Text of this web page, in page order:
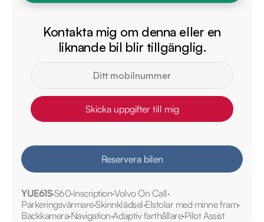
Kontakta mig om denna eller en
liknande bil blir tillgänglig.
Skicka uppgifter till mig
Reservera bilen
YUE61SS60Inscription Volvo On Call
ParkeringsvärmareSkinnklädsel Elstolar med minne fram
BackkameraNavigation Adaptiv farthållarePilot Assist